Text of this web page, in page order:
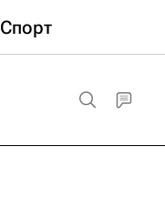
Спорт